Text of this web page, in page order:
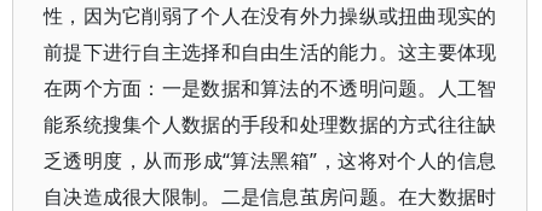
性，因为它削弱了个人在没有外力操纵或扭曲现实的
前提下进行自主选择和自由生活的能力。这主要体现
在两个方面：一是数据和算法的不透明问题。人工智
能系统搜集个人数据的手段和处理数据的方式往往缺
乏透明度，从而形成“算法黑箱”，这将对个人的信息
自决造成很大限制。二是信息茧房问题。在大数据时